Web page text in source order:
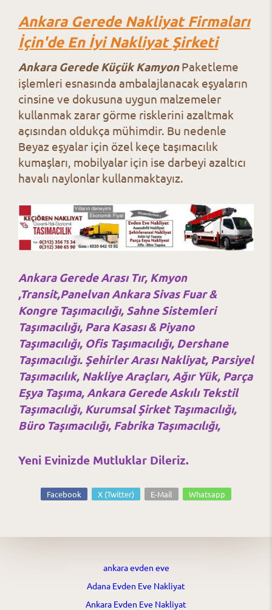
Ankara Gerede Nakliyat Firmaları
İçin'de En İyi Nakliyat Şirketi
Ankara Gerede Küçük KamyonPaketleme
işlemleri esnasında ambalajlanacak eşyaların
cinsine ve dokusuna uygun malzemeler
kullanmak zarar görme risklerini azaltmak
açısından oldukça mühimdir. Bu nedenle
Beyaz eşyalar için özel keçe taşımacılık
kumaşları, mobilyalar için ise darbeyi azaltıcı
havalı naylonlar kullanmaktayız.
Ankara Gerede Arası Tır, Kmyon
,Transit,Panelvan Ankara Sivas Fuar &
Kongre Taşımacılığı, Sahne Sistemleri
Taşımacılığı, Para Kasası & Piyano
Taşımacılığı, Ofis Taşımacılığı, Dershane
Taşımacılığı. Şehirler Arası Nakliyat, Parsiyel
Taşımacılık, Nakliye Araçları, Ağır Yük, Parça
Eşya Taşıma, Ankara Gerede Askılı Tekstil
Taşımacılığı, Kurumsal Şirket Taşımacılığı,
Büro Taşımacılığı, Fabrika Taşımacılığı,
Yeni Evinizde Mutluklar Dileriz.
Facebook X (Twitter) E-Mail Whatsapp
ankara evden eve
Adana Evden Eve Nakliyat
Ankara Evden Eve Nakliyat